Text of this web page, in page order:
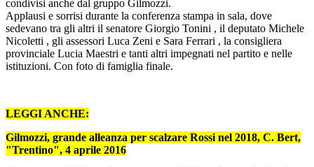
condivisi anche dal gruppo Gilmozzi.
Applausi e sorrisi durante la conferenza stampa in sala, dove
sedevano tra gli altri il senatore Giorgio Tonini , il deputato Michele
Nicoletti , gli assessori Luca Zeni e Sara Ferrari , la consigliera
provinciale Lucia Maestri e tanti altri impegnati nel partito e nelle
istituzioni. Con foto di famiglia finale.
LEGGI ANCHE:
Gilmozzi, grande alleanza per scalzare Rossi nel 2018, C. Bert,
"Trentino", 4 aprile 2016